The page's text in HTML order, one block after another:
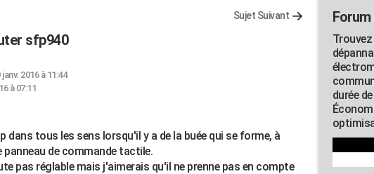
Sujet Suivant
sfp940
2016 à 11:44
à 07:11
dans tous les sens lorsqu'il y a de la buée qui se forme, à
panneau de commande tactile.
pas réglable mais j'aimerais qu'il ne prenne pas en compte
durée